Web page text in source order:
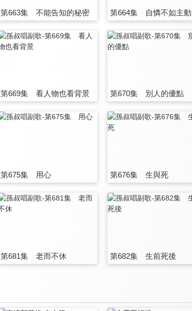
第663集 不能告知的秘密
第669集 看人物也看背景 第670集 別人的優點
第675集 用心 第676集 生與死
第681集 老而不休 第682集 生前死後